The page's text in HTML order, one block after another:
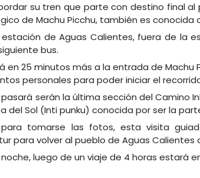
su tren que parte con destino final
de Machu Picchu, también es conocida
de Aguas Calientes, fuera de la
bus.
en 25 minutos más a la entrada de
personales para poder iniciar el
serán la última sección del Camino
del Sol (Inti punku) conocida por ser la
tomarse las fotos, esta visita
para volver al pueblo de Aguas
luego de un viaje de 4 horas estará